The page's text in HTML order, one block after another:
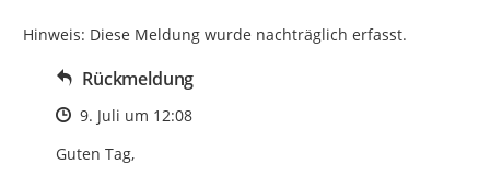
Hinweis: Diese Meldung wurde nachträglich erfasst.
Rückmeldung
Zeitpunkt des Erstellens
9. Juli um 12:08
Guten Tag,